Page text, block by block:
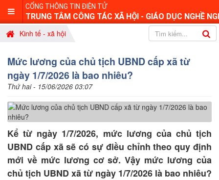
CỔNG THÔNG TIN ĐIỆN TỬ
TRUNG TÂM CÔNG TÁC XÃ HỘI - GIÁO DỤC NGHỀ
Kinh tế - xã hội
Mức lương của chủ tịch UBND cấp xã từ
ngày 1/7/2026 là bao nhiêu?
Thứ hai - 15/06/2026 03:07
Kể từ ngày 1/7/2026, mức lương của chủ tịch
UBND cấp xã sẽ có sự điều chỉnh theo quy định
mới về mức lương cơ sở. Vậy mức lương của
chủ tịch UBND xã từ ngày 1/7/2026 là bao nhiêu?